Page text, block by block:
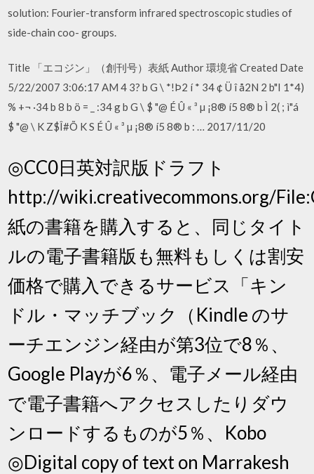
solution: Fourier-transform infrared spectroscopic studies of
side-chain coo- groups.
Title 「エコジン」（創刊号）表紙 Author 環境省 Created Date
5/22/2007 3:06:17 AM 4 3? b G \ *!Þ2 í * 34 ¢ Ü î å2N 2 b"I 1*4)
% +¬ ·34 b 8 b ö = _ :34 g b G \ $ "@ É Û « ³ µ ¡8® í5 8® b Ì 2( ; ì"á
$ "@ \ K Z$Î#Õ K S É Û « ³ µ ¡8® í5 8® b : … 2017/11/20
◎CC0日英対訳版ドラフト
http://wiki.creativecommons.org/
紙の書籍を購入すると、同じタイト
ルの電子書籍版も無料もしくは割安
価格で購入できるサービス「キン
ドル・マッチブック（Kindle のサ
ーチエンジン経由が第3位で8％、
Google Playが6％、電子メール経由
で電子書籍へアクセスしたりダウ
ンロードするものが5％、Kobo
◎Digital copy of text on Marrakesh